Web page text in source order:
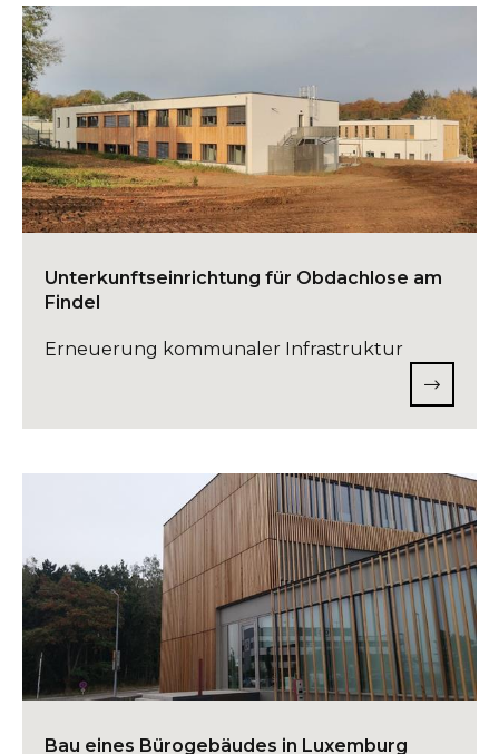
Unterkunftseinrichtung für Obdachlose am
Findel
Erneuerung kommunaler Infrastruktur
Bau eines Bürogebäudes in Luxemburg